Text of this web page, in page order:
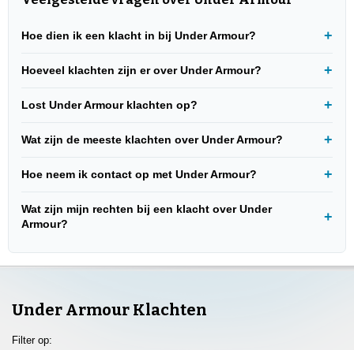
Hoe dien ik een klacht in bij Under Armour?
Hoeveel klachten zijn er over Under Armour?
Lost Under Armour klachten op?
Wat zijn de meeste klachten over Under Armour?
Hoe neem ik contact op met Under Armour?
Wat zijn mijn rechten bij een klacht over Under
Armour?
Under Armour Klachten
Filter op: